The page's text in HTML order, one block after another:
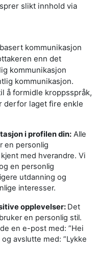
slikt innhold via
kommunikasjon
enn det
kommunikasjon
kommunikasjon.
å formidle kroppsspråk,
derfor laget fire enkle
i profilen din: Alle
en personlig
med hverandre. Vi
en personlig
utdanning og
interesser.
opplevelser: Det
en personlig stil.
en e-post med: ”Hei
avslutte med: ”Lykke